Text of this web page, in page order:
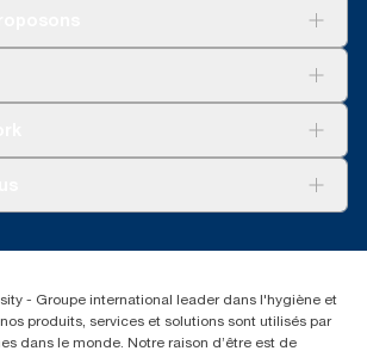
distributeurs
AG
- Groupe international leader dans l'hygiène et
produits, services et solutions sont utilisés par
dans le monde. Notre raison d’être est de